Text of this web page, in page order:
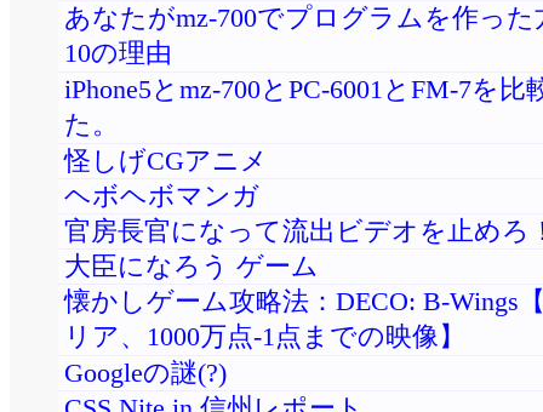
あなたがmz-700でプログラムを作っ
10の理由
iPhone5とmz-700とPC-6001とFM-7を比
た。
怪しげCGアニメ
ヘボヘボマンガ
官房長官になって流出ビデオを止めろ
大臣になろう ゲーム
懐かしゲーム攻略法：DECO: B-Wings
リア、1000万点-1点までの映像】
Googleの謎(?)